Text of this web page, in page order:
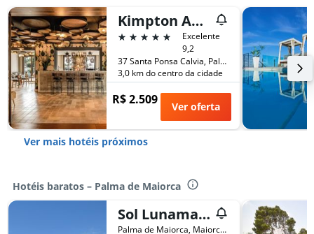
Kimpton Aysla Mallorca By IHG
5 estrelas
Excelente
9,2
37 Santa Ponsa Calvia, Palma de Maiorca, Maiorca, Espanha
3,0 km do centro da cidade
R$ 2.509 Ver oferta
Ver mais hotéis próximos
Hotéis baratos – Palma de Maiorca
Sol Lunamar Palmanova Apartamentos
Palma de Maiorca, Maiorca, Espanha